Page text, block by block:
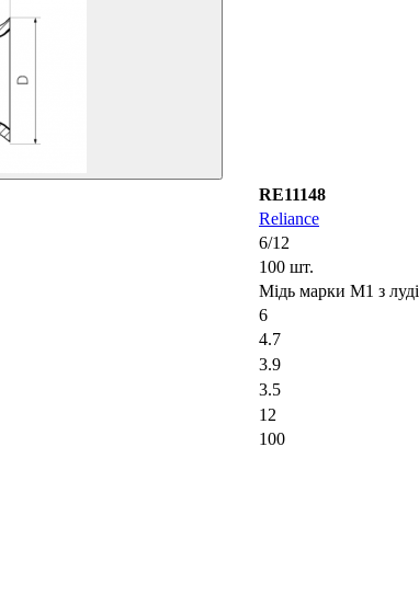
RE11148
Reliance
6/12
100 шт.
Мідь марки М1 з
6
4.7
3.9
3.5
12
100